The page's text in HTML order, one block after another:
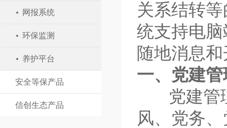
网报系统
环保监测
养护平台
安全等保产品
信创生态产品
关系结转
统支持电
随地消息
一、 党建
党建管
风、党务